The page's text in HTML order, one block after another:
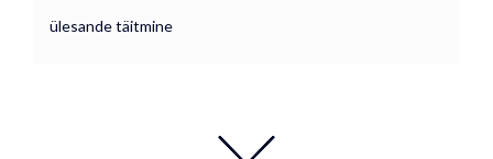
ülesande täitmine